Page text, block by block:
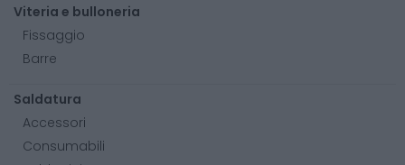
Viteria e bulloneria
Fissaggio
Barre
Saldatura
Accessori
Consumabili